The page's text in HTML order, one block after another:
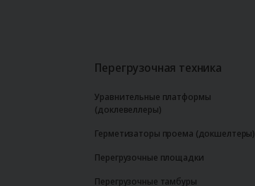
Перегрузочная техника
Уравнительные платформы
(доклевеллеры)
Герметизаторы проема (докшелтеры)
Перегрузочные площадки
Перегрузочные тамбуры